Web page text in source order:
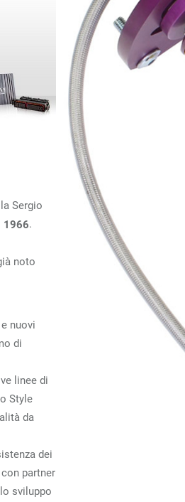
Sergio
1966.
noto
nuovi
di
linee di
Style
da
dei
partner
sviluppo